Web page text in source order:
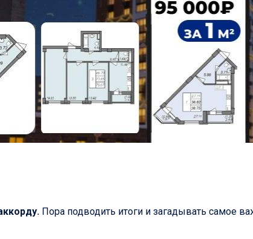
Пора подводить итоги и загадывать самое